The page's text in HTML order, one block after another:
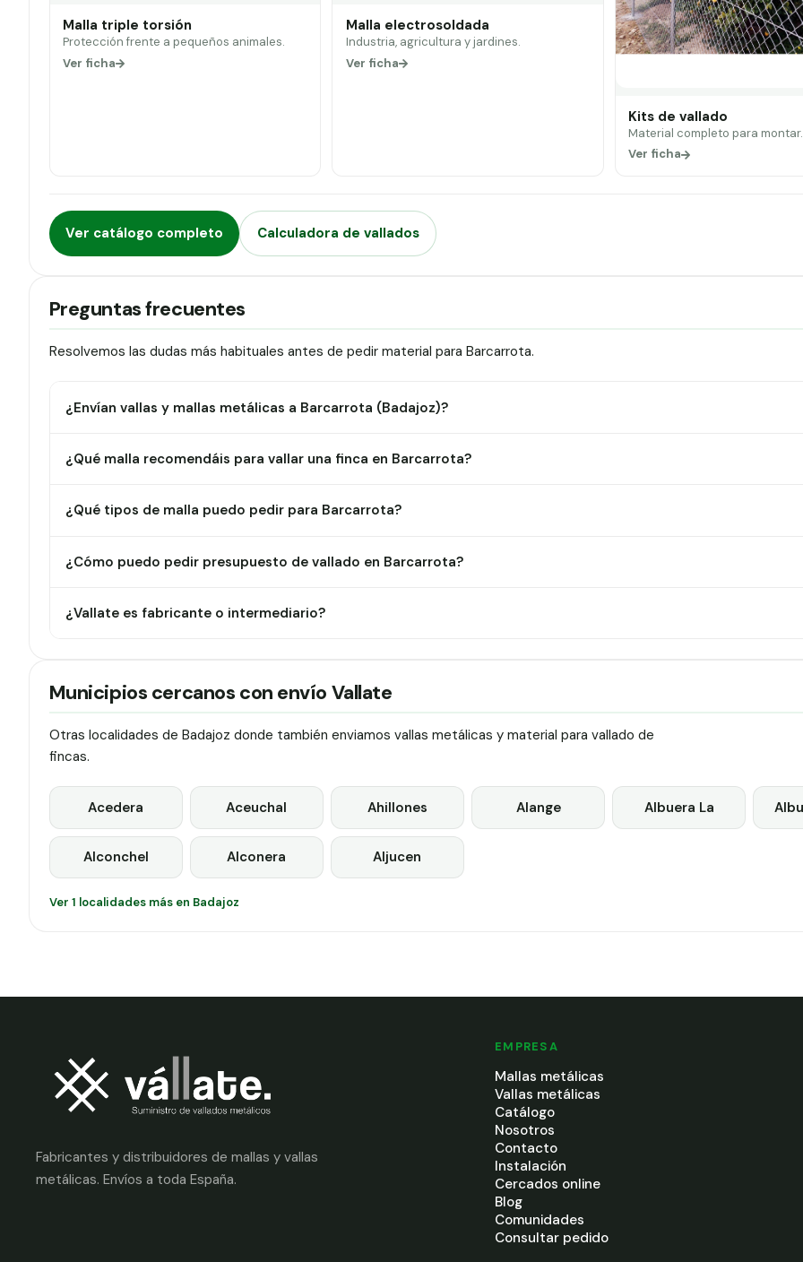
Malla triple torsión
Protección frente a pequeños animales.
Ver ficha
Malla electrosoldada
Industria, agricultura y jardines.
Ver ficha
Kits de vallado
Material completo para montar.
Ver ficha
Ver catálogo completo Calculadora de vallados
Preguntas frecuentes
Resolvemos las dudas más habituales antes de pedir material para Barcarrota.
¿Envían vallas y mallas metálicas a Barcarrota (Badajoz)?
¿Qué malla recomendáis para vallar una finca en Barcarrota?
¿Qué tipos de malla puedo pedir para Barcarrota?
¿Cómo puedo pedir presupuesto de vallado en Barcarrota?
¿Vallate es fabricante o intermediario?
Municipios cercanos con envío Vallate
Otras localidades de Badajoz donde también enviamos vallas metálicas y material para vallado de
fincas.
Acedera Aceuchal Ahillones Alange Albuera La
Alconchel Alconera Aljucen
Ver 1 localidades más en Badajoz
Fabricantes y distribuidores de mallas y vallas
metálicas. Envíos a toda España.
EMPRESA
Mallas metálicas
Vallas metálicas
Catálogo
Nosotros
Contacto
Instalación
Cercados online
Blog
Comunidades
Consultar pedido